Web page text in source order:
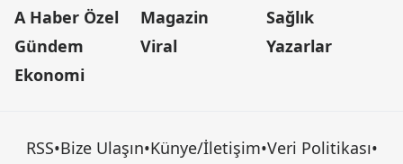
A Haber Özel
Gündem
Ekonomi
Magazin
Viral
Sağlık
Yazarlar
RSS•Bize Ulaşın•Künye/İletişim•Veri Politikası•